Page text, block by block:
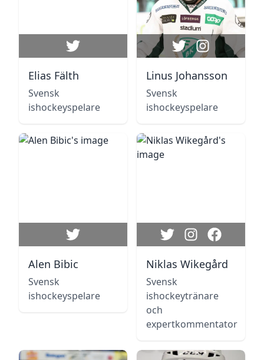
Elias Fälth
Svensk
ishockeyspelare
Linus Johansson
Svensk
ishockeyspelare
Alen Bibic
Svensk
ishockeyspelare
Niklas Wikegård
Svensk
ishockeytränare
och
expertkommentator